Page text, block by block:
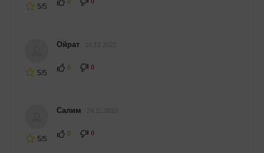
5/5
5/5
Ойрат
0 0
5/5
Салим
0 0